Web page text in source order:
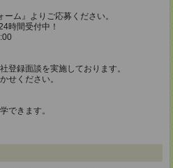
ーム』よりご応募ください。
間受付中！
登録面談を実施しております。
ください。
きます。